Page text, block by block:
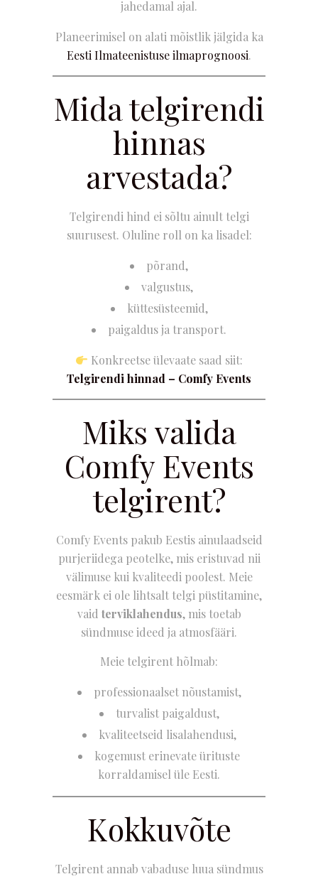
jahedamal ajal.
Planeerimisel on alati mõistlik jälgida ka
Eesti Ilmateenistuse ilmaprognoosi.
Mida telgirendi
hinnas
arvestada?
Telgirendi hind ei sõltu ainult telgi
suurusest. Oluline roll on ka lisadel:
põrand,
valgustus,
küttesüsteemid,
paigaldus ja transport.
Konkreetse ülevaate saad siit:
Telgirendi hinnad – Comfy Events
Miks valida
Comfy Events
telgirent?
Comfy Events pakub Eestis ainulaadseid
purjeriidega peotelke, mis eristuvad nii
välimuse kui kvaliteedi poolest. Meie
eesmärk ei ole lihtsalt telgi püstitamine,
vaid terviklahendus, mis toetab
sündmuse ideed ja atmosfääri.
Meie telgirent hõlmab:
professionaalset nõustamist,
turvalist paigaldust,
kvaliteetseid lisalahendusi,
kogemust erinevate ürituste
korraldamisel üle Eesti.
Kokkuvõte
Telgirent annab vabaduse luua sündmus